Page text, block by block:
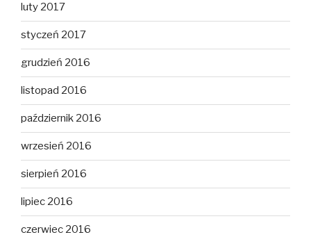
luty 2017
styczeń 2017
grudzień 2016
listopad 2016
październik 2016
wrzesień 2016
sierpień 2016
lipiec 2016
czerwiec 2016